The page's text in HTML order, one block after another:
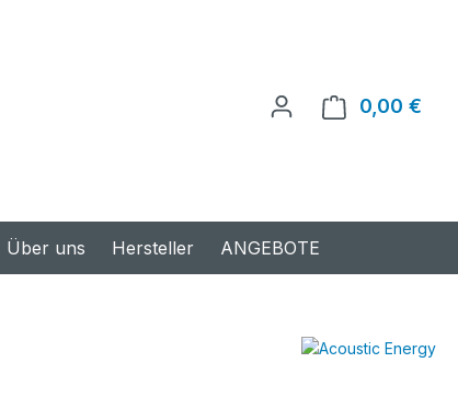
0,00 €
Über uns Hersteller ANGEBOTE